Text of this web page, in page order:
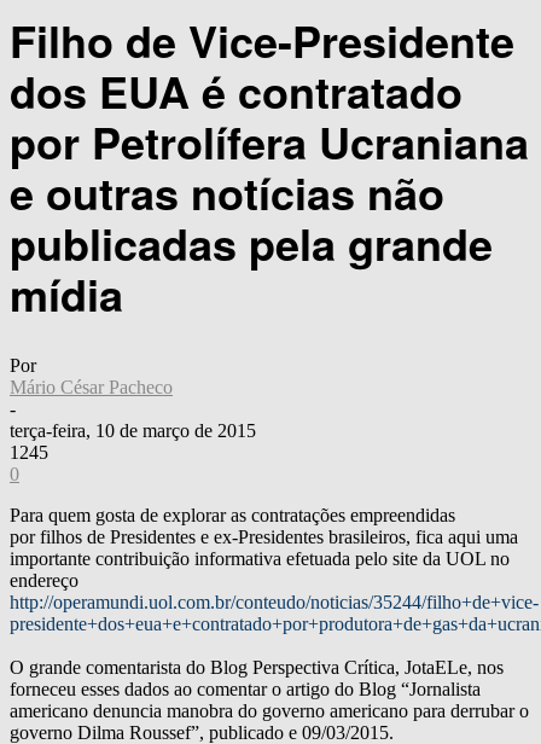
Filho de Vice-Presidente
dos EUA é contratado
por Petrolífera Ucraniana
e outras notícias não
publicadas pela grande
mídia
Por
Mário César Pacheco
-
terça-feira, 10 de março de 2015
1245
0
Para quem gosta de explorar as contratações empreendidas
por filhos de Presidentes e ex-Presidentes brasileiros, fica aqui uma
importante contribuição informativa efetuada pelo site da UOL no
endereço
http://operamundi.uol.com.br/conteudo/noticias/35244/filho+de+vice-
O grande comentarista do Blog Perspectiva Crítica, JotaELe, nos
forneceu esses dados ao comentar o artigo do Blog “Jornalista
americano denuncia manobra do governo americano para derrubar o
governo Dilma Roussef”, publicado e 09/03/2015.